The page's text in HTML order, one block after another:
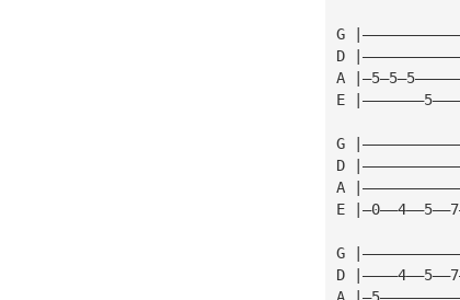
G
D
A
E
G
D
A
E
G
D
A